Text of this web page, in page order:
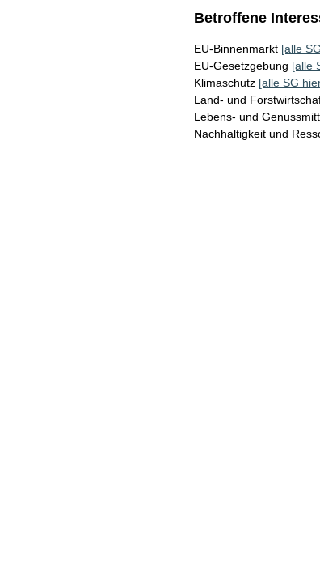
Betroffene
EU-Binnenmarkt [alle
EU-Gesetzgebung [alle
Klimaschutz [alle SG
Land- und
Lebens- und
Nachhaltigkeit und